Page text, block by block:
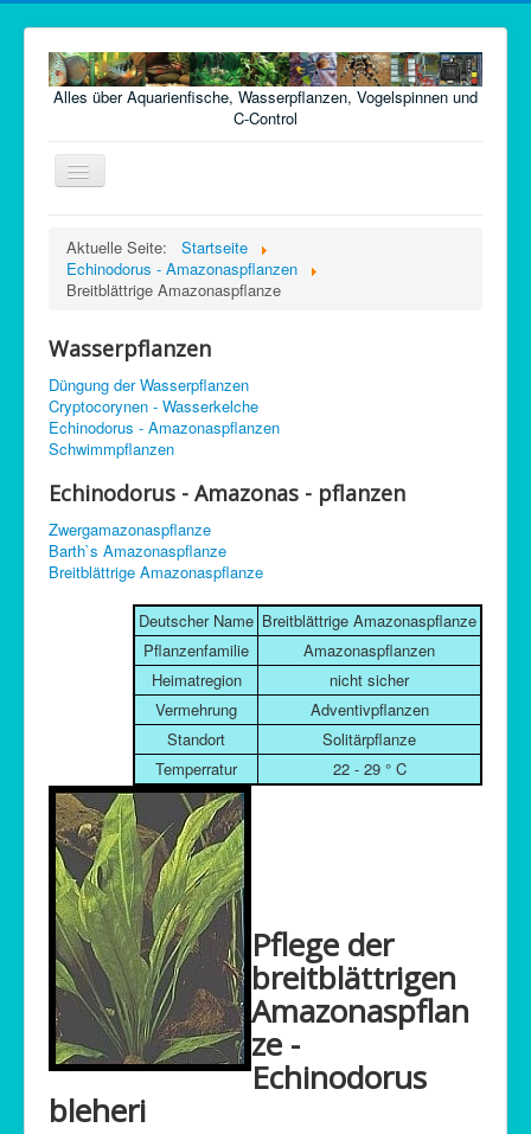
Alles über Aquarienfische, Wasserpflanzen, Vogelspinnen und
C-Control
Navigation
Fische
Futter
Technik
Krankheiten
C-Control
Aktuelle Seite:
Startseite
Echinodorus - Amazonaspflanzen
Breitblättrige Amazonaspflanze
Wasserpflanzen
Düngung der Wasserpflanzen
Cryptocorynen - Wasserkelche
Echinodorus - Amazonaspflanzen
Schwimmpflanzen
Echinodorus - Amazonas - pflanzen
Zwergamazonaspflanze
Barth`s Amazonaspflanze
Breitblättrige Amazonaspflanze
Deutscher Name Breitblättrige Amazonaspflanze
Pflanzenfamilie
Amazonaspflanzen
Heimatregion
nicht sicher
Vermehrung
Adventivpflanzen
Standort
Solitärpflanze
Temperratur
22 - 29 ° C
Pflege der
breitblättrigen
Amazonaspflan
ze -
Echinodorus
bleheri